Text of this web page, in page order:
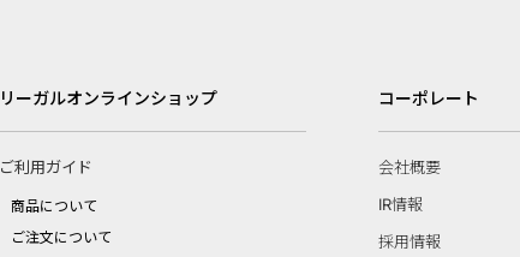
リーガルオンラインショップ
ご利用ガイド
商品について
ご注文について
コーポレート
会社概要
IR情報
採用情報